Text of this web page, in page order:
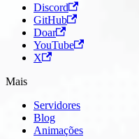
Discord
GitHub
Doar
YouTube
X
Mais
Servidores
Blog
Animações